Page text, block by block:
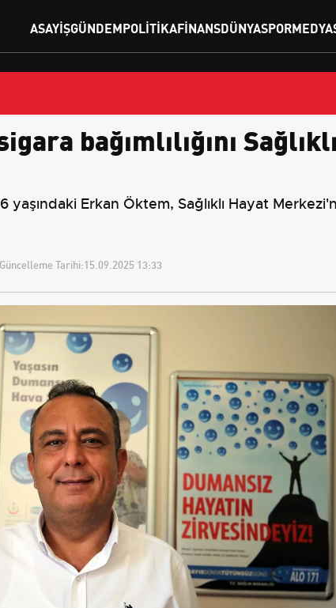
ASAYIŞGÜNDEMPOLITIKAFINANSDÜNYASPORMEDYA
bağımlılığını
yaşındaki Erkan Öktem, Sağlıklı Hayat
Güncelleme Tarihi:15.09.2025 13:33